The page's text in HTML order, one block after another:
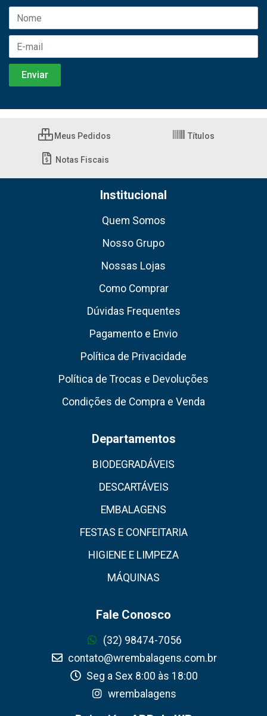
Meus Pedidos Títulos
Notas Fiscais
Institucional
Quem Somos
Nosso Grupo
Nossas Lojas
Como Comprar
Dúvidas Frequentes
Pagamento e Envio
Política de Privacidade
Política de Trocas e Devoluções
Condições de Compra e Venda
Departamentos
BIODEGRADÁVEIS
DESCARTÁVEIS
EMBALAGENS
FESTAS E CONFEITARIA
HIGIENE E LIMPEZA
MÁQUINAS
Fale Conosco
(32) 98474-7056
contato@wrembalagens.com.br
Seg a Sex 8:00 às 18:00
wrembalagens